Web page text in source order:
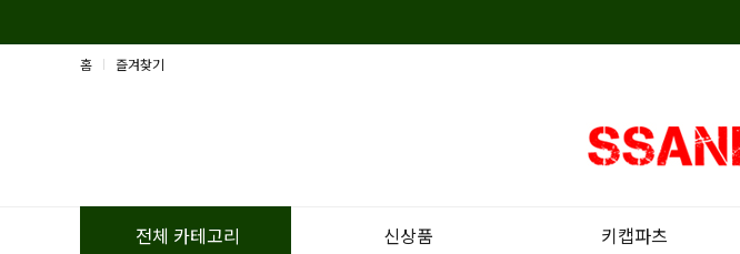
홈 즐겨찾기
전체 카테고리 신상품 키캡파츠